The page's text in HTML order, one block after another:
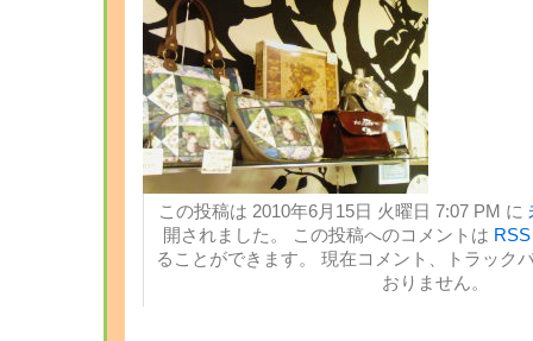
この投稿は 2010年6月15日 火曜日 7:07 PM に
開されました。 この投稿へのコメントは
ることができます。 現在コメント、トラック
おりません。